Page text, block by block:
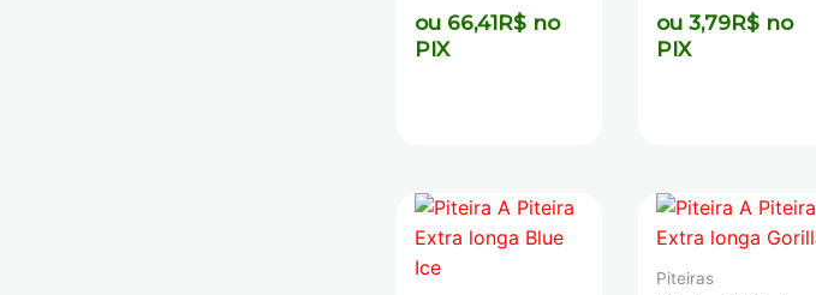
ou 66,41R$ no
PIX
ou 3,79R$ no
PIX
Piteiras